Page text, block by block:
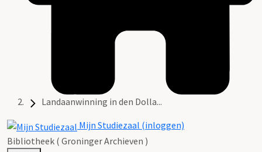
Landaanwinning in den Dolla...
Mijn Studiezaal (inloggen)
Bibliotheek ( Groninger Archieven )